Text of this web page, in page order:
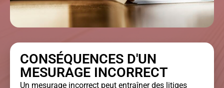
CONSÉQUENCES D'UN
MESURAGE INCORRECT
Un mesurage incorrect peut entraîner des litiges